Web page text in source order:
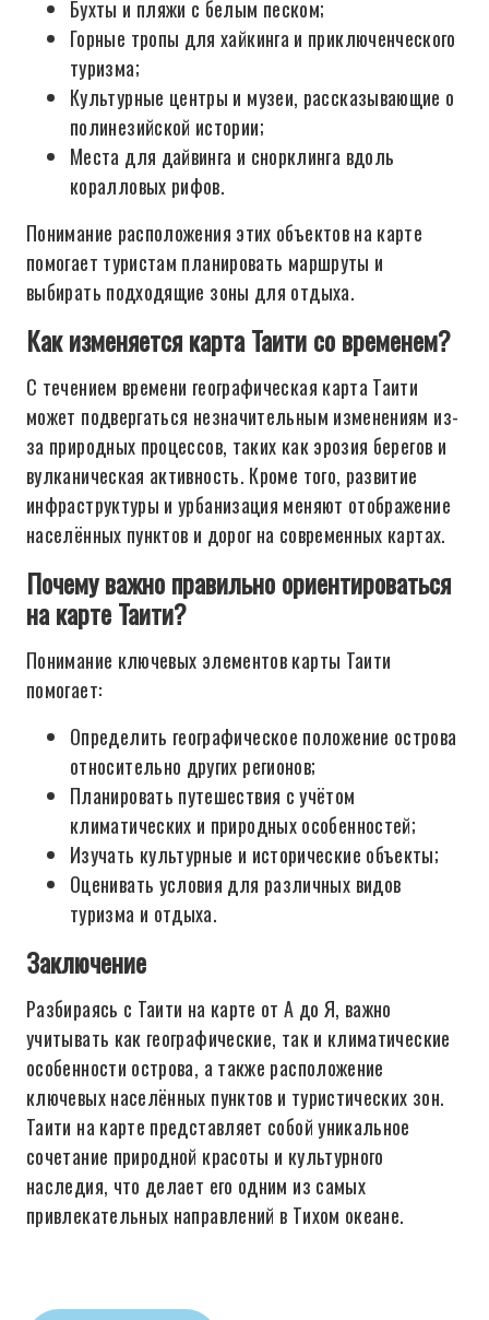
Бухты и пляжи с белым песком;
Горные тропы для хайкинга и приключенческого
туризма;
Культурные центры и музеи, рассказывающие о
полинезийской истории;
Места для дайвинга и снорклинга вдоль
коралловых рифов.
Понимание расположения этих объектов на карте
помогает туристам планировать маршруты и
выбирать подходящие зоны для отдыха.
Как изменяется карта Таити со временем?
С течением времени географическая карта Таити
может подвергаться незначительным изменениям из-
за природных процессов, таких как эрозия берегов и
вулканическая активность. Кроме того, развитие
инфраструктуры и урбанизация меняют отображение
населённых пунктов и дорог на современных картах.
Почему важно правильно ориентироваться
на карте Таити?
Понимание ключевых элементов карты Таити
помогает:
Определить географическое положение острова
относительно других регионов;
Планировать путешествия с учётом
климатических и природных особенностей;
Изучать культурные и исторические объекты;
Оценивать условия для различных видов
туризма и отдыха.
Заключение
Разбираясь с Таити на карте от А до Я, важно
учитывать как географические, так и климатические
особенности острова, а также расположение
ключевых населённых пунктов и туристических зон.
Таити на карте представляет собой уникальное
сочетание природной красоты и культурного
наследия, что делает его одним из самых
привлекательных направлений в Тихом океане.